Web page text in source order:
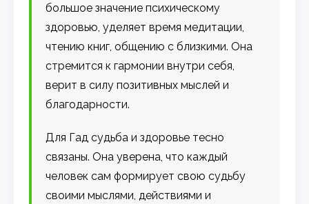
большое значение психическому
здоровью, уделяет время медитации,
чтению книг, общению с близкими. Она
стремится к гармонии внутри себя,
верит в силу позитивных мыслей и
благодарности.
Для Гад судьба и здоровье тесно
связаны. Она уверена, что каждый
человек сам формирует свою судьбу
своими мыслями, действиями и